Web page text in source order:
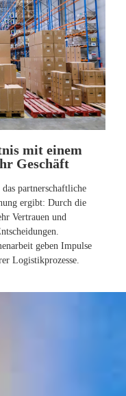
mit einem
Geschäft
partnerschaftliche
ergibt: Durch die
Vertrauen und
geben Impulse
Logistikprozesse.